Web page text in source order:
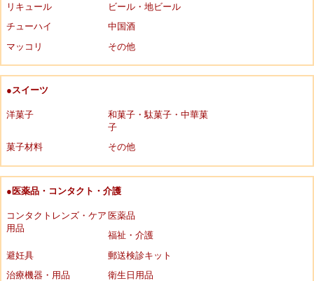
リキュール
ビール・地ビール
チューハイ
中国酒
マッコリ
その他
●スイーツ
洋菓子
和菓子・駄菓子・中華菓
子
菓子材料
その他
●医薬品・コンタクト・介護
コンタクトレンズ・ケア
用品
医薬品
福祉・介護
避妊具
郵送検診キット
治療機器・用品
衛生日用品